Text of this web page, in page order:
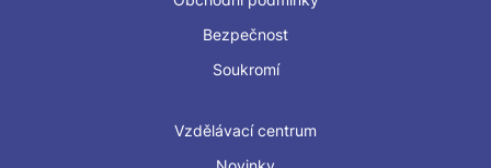
Bezpečnost
Soukromí
Vzdělávací centrum